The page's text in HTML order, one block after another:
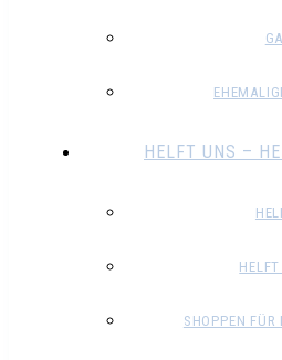
HELFT UNS –
SHOPPEN FÜR